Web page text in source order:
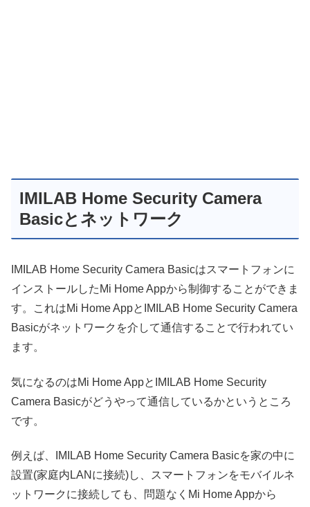
IMILAB Home Security Camera
Basicとネットワーク
IMILAB Home Security Camera Basicはスマートフォンに
インストールしたMi Home Appから制御することができま
す。これはMi Home AppとIMILAB Home Security Camera
Basicがネットワークを介して通信することで行われてい
ます。
気になるのはMi Home AppとIMILAB Home Security
Camera Basicがどうやって通信しているかというところ
です。
例えば、IMILAB Home Security Camera Basicを家の中に
設置(家庭内LANに接続)し、スマートフォンをモバイルネ
ットワークに接続しても、問題なくMi Home Appから